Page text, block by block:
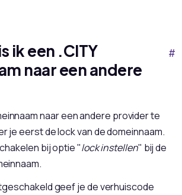
ik een .CITY
naar een andere
#
naar een andere provider te
je eerst de lock van de domeinnaam.
bij optie "lock instellen" bij de
geef je de verhuiscode